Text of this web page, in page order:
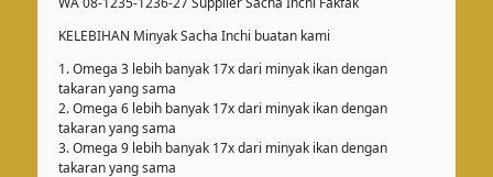
KELEBIHAN Minyak Sacha Inchi buatan kami
1. Omega 3 lebih banyak 17x dari minyak ikan dengan
takaran yang sama
2. Omega 6 lebih banyak 17x dari minyak ikan dengan
takaran yang sama
3. Omega 9 lebih banyak 17x dari minyak ikan dengan
takaran yang sama